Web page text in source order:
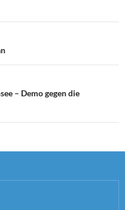
– Demo gegen die